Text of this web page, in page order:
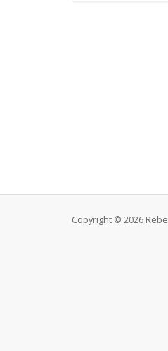
Copyright © 2026